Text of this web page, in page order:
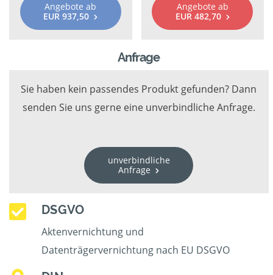
Angebote ab
EUR 937,50
Angebote ab
EUR 482,70
Anfrage
Sie haben kein passendes Produkt gefunden? Dann
senden Sie uns gerne eine unverbindliche Anfrage.
unverbindliche
Anfrage
DSGVO
Aktenvernichtung und
Datenträgervernichtung nach EU DSGVO